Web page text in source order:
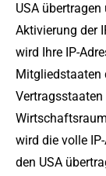
USA
Aktivierung der
wird Ihre IP-
Mitgliedstaaten
wird die volle
den USA